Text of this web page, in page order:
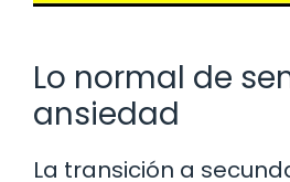
Lo normal de
ansiedad
La transición a